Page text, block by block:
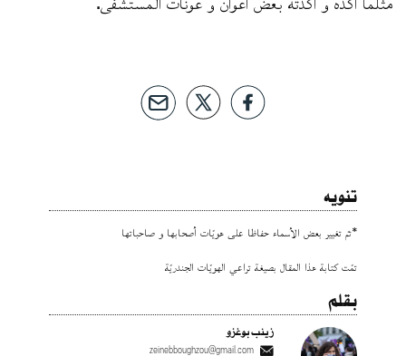
تنويه
*تمّ تغيير بعض الأسماء حفاظا على هويّات أصحابها و صاحباتها
تمّت كتابة هذا المقال بصيغة تراعي الهويّات الجندريّة
بقلم
زينب بوغزو
zeinebboughzou@gmail.com